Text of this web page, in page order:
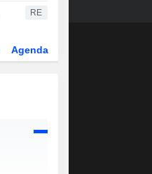
RE
Agenda